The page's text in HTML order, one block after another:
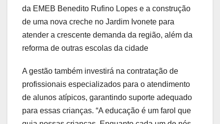
da EMEB Benedito Rufino Lopes e a construção
de uma nova creche no Jardim Ivonete para
atender a crescente demanda da região, além da
reforma de outras escolas da cidade
A gestão também investirá na contratação de
profissionais especializados para o atendimento
de alunos atípicos, garantindo suporte adequado
para essas crianças. “A educação é um farol que